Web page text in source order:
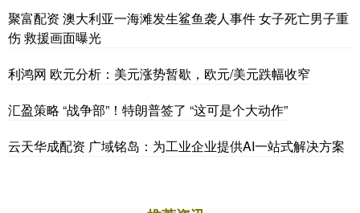
聚富配资 澳大利亚一海滩发生鲨鱼袭人事件 女子死亡男子重
伤 救援画面曝光
利鸿网 欧元分析：美元涨势暂歇，欧元/美元跌幅收窄
汇盈策略 “战争部”！特朗普签了 “这可是个大动作”
云天华成配资 广域铭岛：为工业企业提供AI一站式解决方案